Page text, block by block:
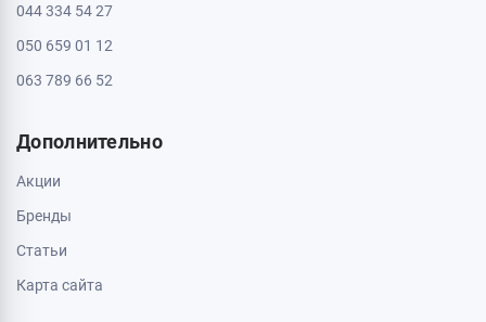
044 334 54 27
050 659 01 12
063 789 66 52
Дополнительно
Акции
Бренды
Статьи
Карта сайта